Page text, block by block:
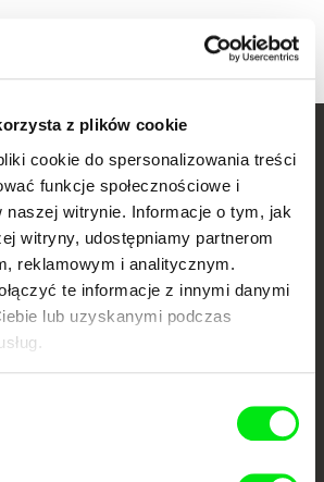
z plików cookie
cookie do spersonalizowania treści
funkcje społecznościowe i
naszej witrynie. Informacje o tym, jak
witryny, udostępniamy partnerom
reklamowym i analitycznym.
te informacje z innymi danymi
lub uzyskanymi podczas
Twoje kino
online
festiwalowe filmy
tygodnia
w wyniku inicjatywy Doc Alliance, kreatywnej